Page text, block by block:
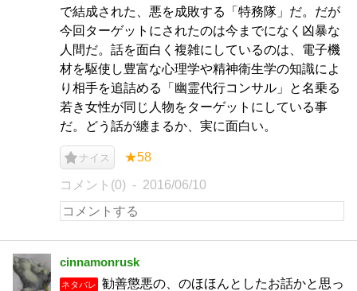
で結成された、悪を成敗する「特務隊」だ。だが
今回ターゲットにされたのは今までになく凶暴な
人間だ。話を面白く複雑にしているのは、電子機
材を駆使し豊富な心理学や精神衛生学の知識によ
り相手を追詰める「幽霊代行コンサル」と名乗る
若き女性が同じ人物をターゲットにしている事
だ。どう話が纏まるか、実に面白い。
ナイス ★58
コメント(0) 2016/06/10
cinnamonrusk
ネタバレ
勧善懲悪の、のほほんとしたお話かと思っ